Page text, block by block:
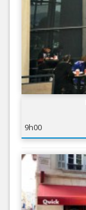
9h00